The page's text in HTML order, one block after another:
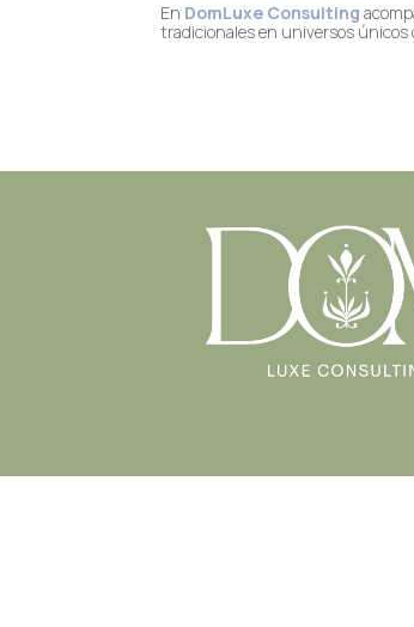
En DomLuxe Consulting
tradicionales en universos únicos